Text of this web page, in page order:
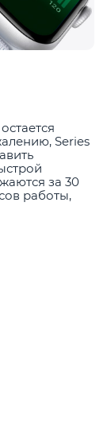
Series
за 30
работы,